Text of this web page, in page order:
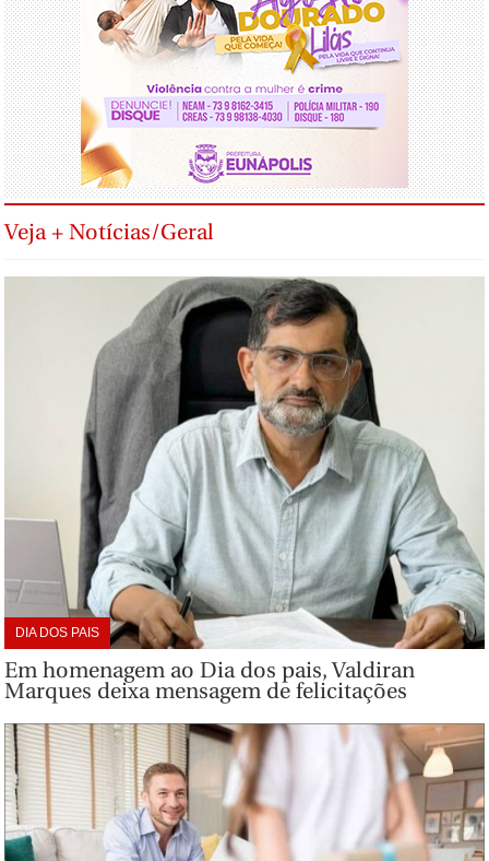
Veja + Notícias/Geral
DIA DOS PAIS
Em homenagem ao Dia dos pais, Valdiran
Marques deixa mensagem de felicitações